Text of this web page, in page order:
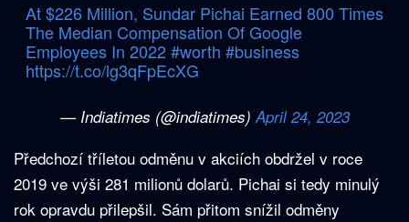
At $226 Million, Sundar Pichai Earned 800 Times
The Median Compensation Of Google
Employees In 2022 #worth #business
https://t.co/lg3qFpEcXG
— Indiatimes (@indiatimes)April 24, 2023
Předchozí tříletou odměnu v akciích obdržel v roce
2019 ve výši 281 milionů dolarů. Pichai si tedy minulý
rok opravdu přilepšil. Sám přitom snížil odměny